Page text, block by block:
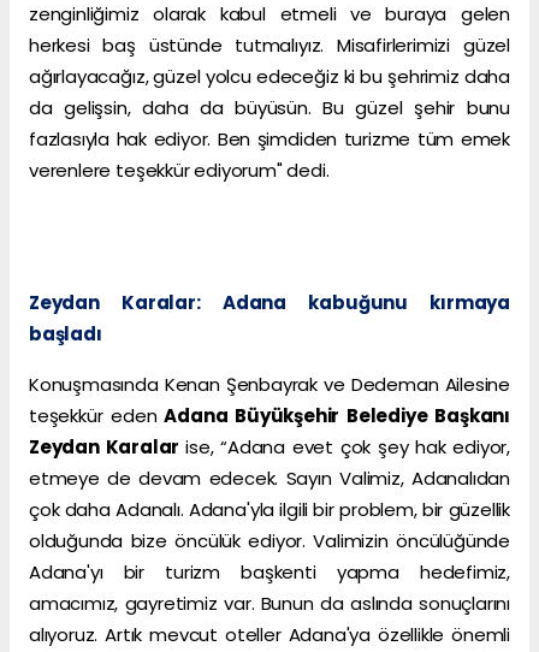
zenginliğimiz olarak kabul etmeli ve buraya gelen
herkesi baş üstünde tutmalıyız. Misafirlerimizi güzel
ağırlayacağız, güzel yolcu edeceğiz ki bu şehrimiz daha
da gelişsin, daha da büyüsün. Bu güzel şehir bunu
fazlasıyla hak ediyor. Ben şimdiden turizme tüm emek
verenlere teşekkür ediyorum" dedi.
Zeydan Karalar: Adana kabuğunu kırmaya
başladı
Konuşmasında Kenan Şenbayrak ve Dedeman Ailesine
teşekkür edenAdana Büyükşehir Belediye Başkanı
Zeydan Karalarise, “Adana evet çok şey hak ediyor,
etmeye de devam edecek. Sayın Valimiz, Adanalıdan
çok daha Adanalı. Adana'yla ilgili bir problem, bir güzellik
olduğunda bize öncülük ediyor. Valimizin öncülüğünde
Adana'yı bir turizm başkenti yapma hedefimiz,
amacımız, gayretimiz var. Bunun da aslında sonuçlarını
alıyoruz. Artık mevcut oteller Adana'ya özellikle önemli